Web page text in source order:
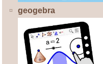
geogebra